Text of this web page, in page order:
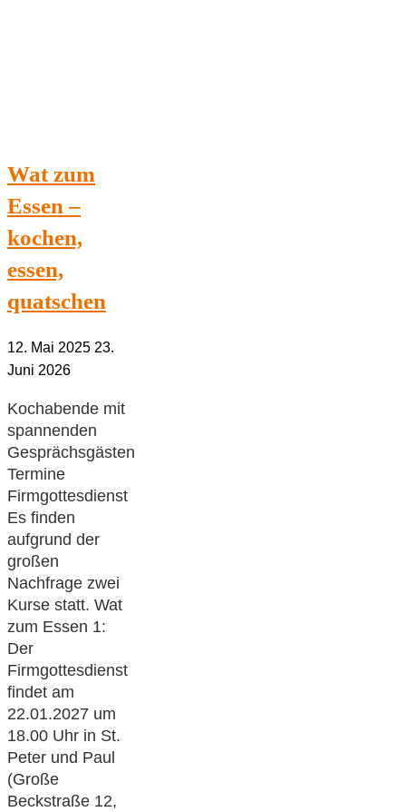
Wat zum
Essen –
kochen,
essen,
quatschen
12. Mai 2025 23.
Juni 2026
Kochabende mit
spannenden
Gesprächsgästen
Termine
Firmgottesdienst
Es finden
aufgrund der
großen
Nachfrage zwei
Kurse statt. Wat
zum Essen 1:
Der
Firmgottesdienst
findet am
22.01.2027 um
18.00 Uhr in St.
Peter und Paul
(Große
Beckstraße 12,